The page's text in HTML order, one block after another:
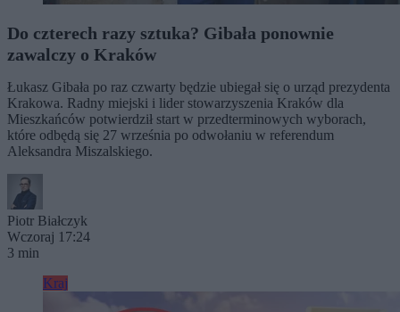
Do czterech razy sztuka? Gibała ponownie
zawalczy o Kraków
Łukasz Gibała po raz czwarty będzie ubiegał się o urząd prezydenta
Krakowa. Radny miejski i lider stowarzyszenia Kraków dla
Mieszkańców potwierdził start w przedterminowych wyborach,
które odbędą się 27 września po odwołaniu w referendum
Aleksandra Miszalskiego.
Piotr Białczyk
Wczoraj 17:24
3 min
Kraj